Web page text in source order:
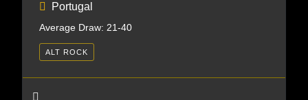
Portugal
Average Draw: 21-40
ALT ROCK